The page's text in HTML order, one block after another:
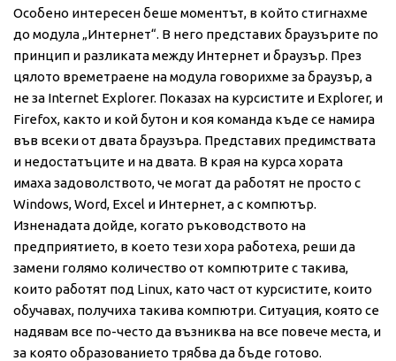
Особено интересен беше моментът, в който стигнахме
до модула „Интернет“. В него представих браузърите по
принцип и разликата между Интернет и браузър. През
цялото времетраене на модула говорихме за браузър, а
не за Internet Explorer. Показах на курсистите и Explorer, и
Firefox, както и кой бутон и коя команда къде се намира
във всеки от двата браузъра. Представих предимствата
и недостатъците и на двата. В края на курса хората
имаха задоволството, че могат да работят не просто с
Windows, Word, Excel и Интернет, а с компютър.
Изненадата дойде, когато ръководството на
предприятието, в което тези хора работеха, реши да
замени голямо количество от компютрите с такива,
които работят под Linux, като част от курсистите, които
обучавах, получиха такива компютри. Ситуация, която се
надявам все по-често да възниква на все повече места, и
за която образованието трябва да бъде готово.